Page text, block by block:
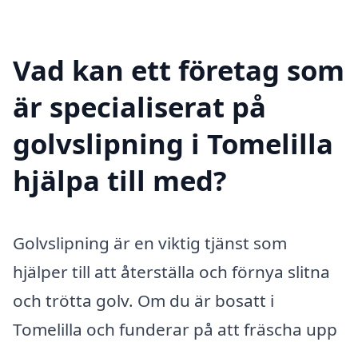
Vad kan ett företag som
är specialiserat på
golvslipning i Tomelilla
hjälpa till med?
Golvslipning är en viktig tjänst som
hjälper till att återställa och förnya slitna
och trötta golv. Om du är bosatt i
Tomelilla och funderar på att fräscha upp